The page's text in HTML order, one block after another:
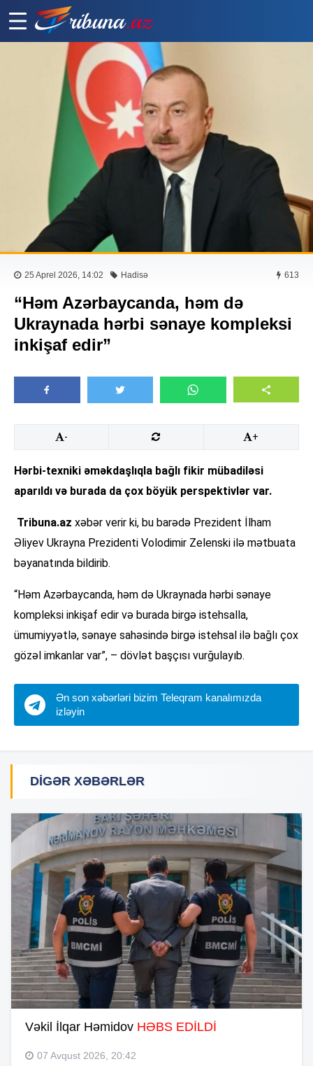
25 Aprel 2026, 14:02 Hadisə 613
“Həm Azərbaycanda, həm də
Ukraynada hərbi sənaye kompleksi
inkişaf edir”
- +
Hərbi-texniki əməkdaşlıqla bağlı fikir mübadiləsi
aparıldı və burada da çox böyük perspektivlər var.
Tribuna.az xəbər verir ki, bu barədə Prezident İlham
Əliyev Ukrayna Prezidenti Volodimir Zelenski ilə mətbuata
bəyanatında bildirib.
“Həm Azərbaycanda, həm də Ukraynada hərbi sənaye
kompleksi inkişaf edir və burada birgə istehsalla,
ümumiyyətlə, sənaye sahəsində birgə istehsal ilə bağlı çox
gözəl imkanlar var”, – dövlət başçısı vurğulayıb.
Ən son xəbərləri bizim Teleqram kanalımızda
izləyin
DIGƏR XƏBƏRLƏR
Vəkil İlqar Həmidov HƏBS EDİLDİ
07 Avqust 2026, 20:42